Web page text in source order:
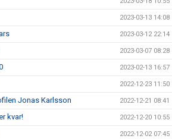
2023-03-13 14:08
2023-03-12 22:14
2023-03-07 08:28
2023-02-13 16:57
2022-12-23 11:50
Jonas Karlsson 2022-12-21 08:41
kvar! 2022-12-20 10:55
2022-12-02 07:45